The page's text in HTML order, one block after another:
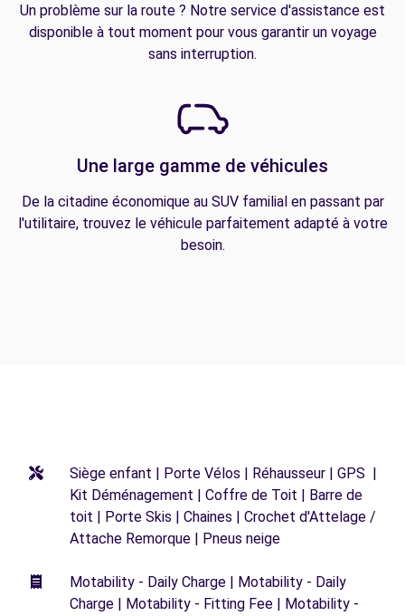
Un problème sur la route ? Notre service d'assistance est
disponible à tout moment pour vous garantir un voyage
sans interruption.
Une large gamme de véhicules
De la citadine économique au SUV familial en passant par
l'utilitaire, trouvez le véhicule parfaitement adapté à votre
besoin.
Siège enfant | Porte Vélos | Réhausseur | GPS |
Kit Déménagement | Coffre de Toit | Barre de
toit | Porte Skis | Chaines | Crochet d'Attelage /
Attache Remorque | Pneus neige
Motability - Daily Charge | Motability - Daily
Charge | Motability - Fitting Fee | Motability -